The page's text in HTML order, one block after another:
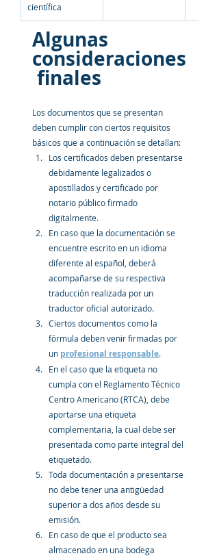
científica
Algunas
consideraciones
finales
Los documentos que se presentan
deben cumplir con ciertos requisitos
básicos que a continuación se detallan:
Los certificados deben presentarse
debidamente legalizados o
apostillados y certificado por
notario público firmado
digitalmente.
En caso que la documentación se
encuentre escrito en un idioma
diferente al español, deberá
acompañarse de su respectiva
traducción realizada por un
traductor oficial autorizado.
Ciertos documentos como la
fórmula deben venir firmadas por
un profesional responsable.
En el caso que la etiqueta no
cumpla con el Reglamento Técnico
Centro Americano (RTCA), debe
aportarse una etiqueta
complementaria, la cual debe ser
presentada como parte integral del
etiquetado.
Toda documentación a presentarse
no debe tener una antigüedad
superior a dos años desde su
emisión.
En caso de que el producto sea
almacenado en una bodega